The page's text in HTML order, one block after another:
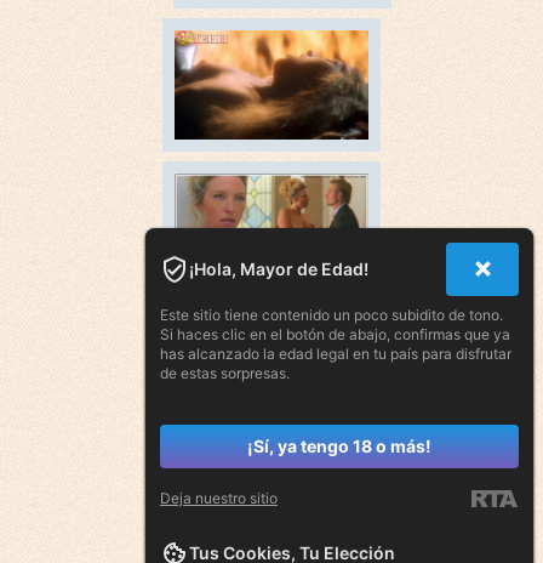
¡Hola, Mayor de Edad!
Este sitio tiene contenido un poco subidito de tono.
Si haces clic en el botón de abajo, confirmas que ya
has alcanzado la edad legal en tu país para disfrutar
de estas sorpresas.
¡Sí, ya tengo 18 o más!
Deja nuestro sitio
Tus Cookies, Tu Elección